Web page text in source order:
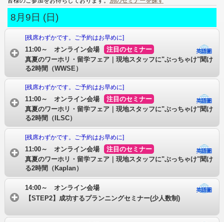
8月9日 (日)
[残席わずかです。ご予約はお早めに]
11:00～ オンライン会場
注目のセミナー
真夏のワーホリ・留学フェア｜現地スタッフに"ぶっちゃけ"聞け
る2時間（WWSE）
[残席わずかです。ご予約はお早めに]
11:00～ オンライン会場
注目のセミナー
真夏のワーホリ・留学フェア｜現地スタッフに"ぶっちゃけ"聞け
る2時間（ILSC）
[残席わずかです。ご予約はお早めに]
11:00～ オンライン会場
注目のセミナー
真夏のワーホリ・留学フェア｜現地スタッフに"ぶっちゃけ"聞け
る2時間（Kaplan）
14:00～ オンライン会場
【STEP2】成功するプランニングセミナー(少人数制)